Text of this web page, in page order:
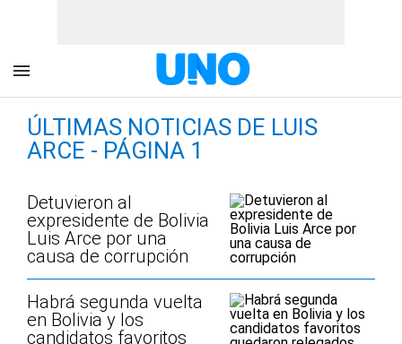
ÚLTIMAS NOTICIAS DE LUIS
ARCE - PÁGINA 1
Detuvieron al
expresidente de Bolivia
Luis Arce por una
causa de corrupción
Habrá segunda vuelta
en Bolivia y los
candidatos favoritos